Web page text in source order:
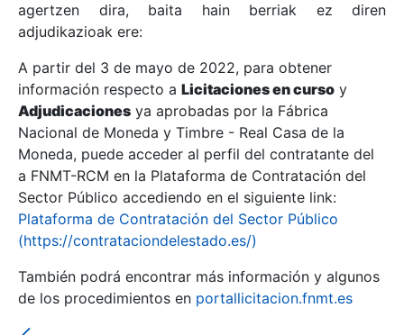
Erakutsi/Ezkutatu
Erakutsi/Ezkutatu
Erakutsi/Ezkutatu
agertzen dira, baita hain berriak ez diren
adjudikazioak ere:
A partir del 3 de mayo de 2022, para obtener
información respecto a Licitaciones en curso y
Adjudicaciones ya aprobadas por la Fábrica
Nacional de Moneda y Timbre - Real Casa de la
Moneda, puede acceder al perfil del contratante del
a FNMT-RCM en la Plataforma de Contratación del
Sector Público accediendo en el siguiente link:
Plataforma de Contratación del Sector Público
(https://contrataciondelestado.es/)
También podrá encontrar más información y algunos
de los procedimientos en portallicitacion.fnmt.es